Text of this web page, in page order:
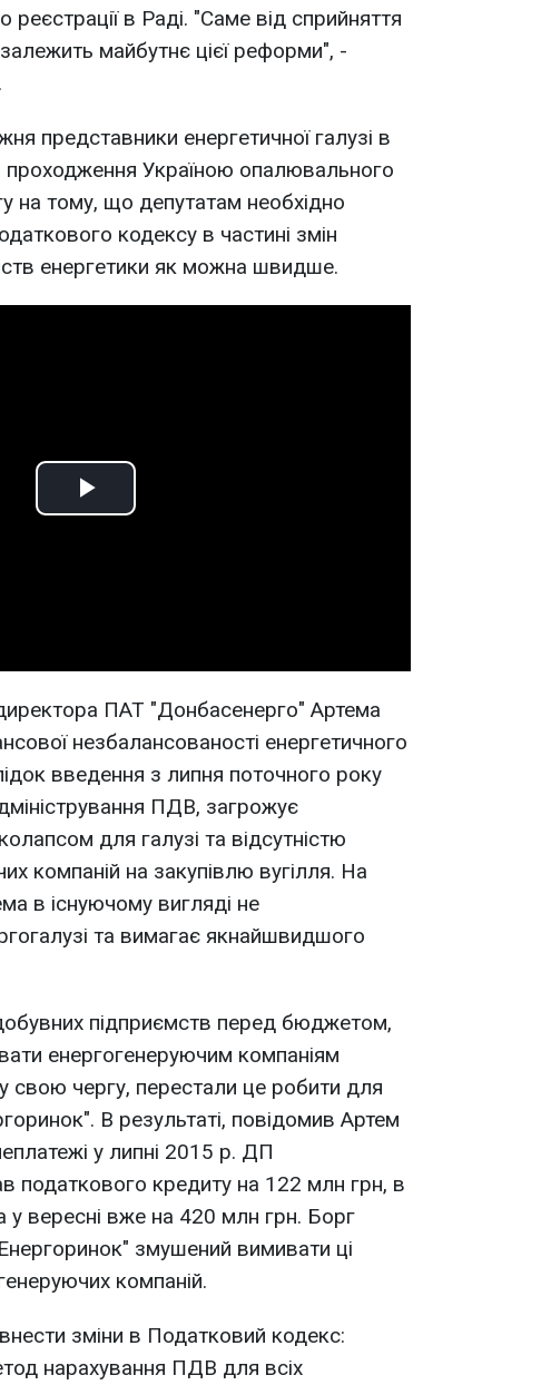
реєстрації в Раді. "Саме від сприйняття
майбутнє цієї реформи", -
представники енергетичної галузі в
проходження Україною опалювального
на тому, що депутатам необхідно
кодексу в частині змін
енергетики як можна швидше.
Play
ПАТ "Донбасенерго" Артема
незбалансованості енергетичного
введення з липня поточного року
ПДВ, загрожує
для галузі та відсутністю
компаній на закупівлю вугілля. На
в існуючому вигляді не
та вимагає якнайшвидшого
підприємств перед бюджетом,
енергогенеруючим компаніям
у свою чергу, перестали це робити для
В результаті, повідомив Артем
у липні 2015 р. ДП
податкового кредиту на 122 млн грн, в
у вересні вже на 420 млн грн. Борг
змушений вимивати ці
компаній.
зміни в Податковий кодекс:
нарахування ПДВ для всіх